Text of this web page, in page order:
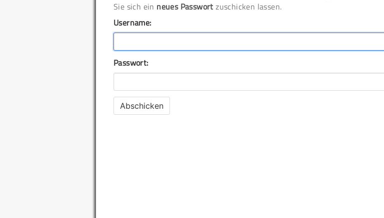
Sie sich ein neues Passwort zuschicken lassen.
Username:
Passwort: